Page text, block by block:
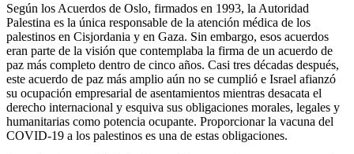
Según los Acuerdos de Oslo, firmados en 1993, la Autoridad
Palestina es la única responsable de la atención médica de los
palestinos en Cisjordania y en Gaza. Sin embargo, esos acuerdos
eran parte de la visión que contemplaba la firma de un acuerdo de
paz más completo dentro de cinco años. Casi tres décadas después,
este acuerdo de paz más amplio aún no se cumplió e Israel afianzó
su ocupación empresarial de asentamientos mientras desacata el
derecho internacional y esquiva sus obligaciones morales, legales y
humanitarias como potencia ocupante. Proporcionar la vacuna del
COVID-19 a los palestinos es una de estas obligaciones.